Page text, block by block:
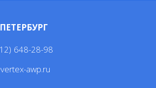
648-28-98
awp.ru